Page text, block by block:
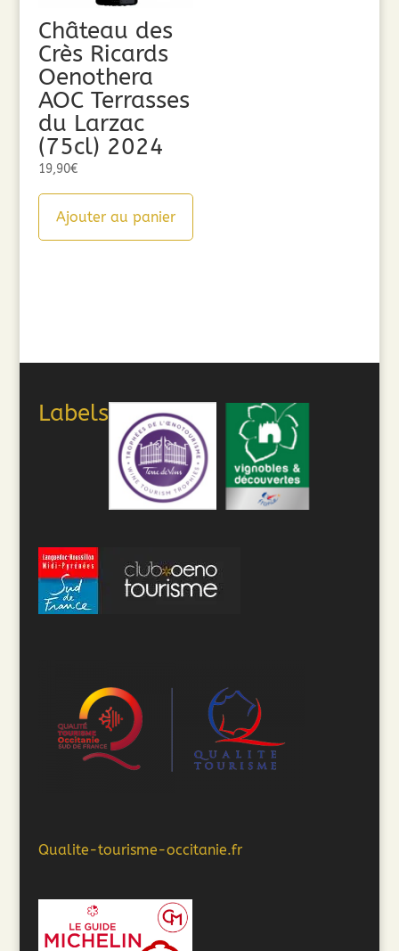
Château des
Crès Ricards
Oenothera
AOC Terrasses
du Larzac
(75cl) 2024
19,90€
Ajouter au panier
Labels
Qualite-tourisme-occitanie.fr